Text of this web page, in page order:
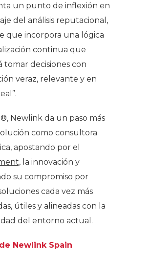
un punto de inflexión en
del análisis reputacional,
que incorpora una lógica
continua que
tomar decisiones con
veraz, relevante y en
”.
Newlink da un paso más
como consultora
apostando por el
la innovación y
su compromiso por
cada vez más
útiles y alineadas con la
del entorno actual.
Newlink Spain